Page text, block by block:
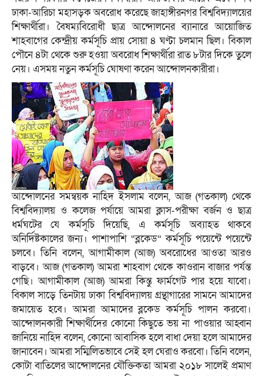
ঢাকা-আরিচা মহাসড়ক অবরোধ করেছে জাহাঙ্গীরনগর বিশ্ববিদ্যালয়ের
শিক্ষার্থীরা। বৈষম্যবিরোধী ছাত্র আন্দোলনের ব্যানারে আয়োজিত
শাহবাগের কেন্দ্রীয় কর্মসূচি প্রায় সোয়া ৪ ঘণ্টা চলমান ছিল। বিকাল
পৌনে ৪টা থেকে শুরু হওয়া অবরোধ শিক্ষার্থীরা রাত ৮টার দিকে তুলে
নেয়। এসময় নতুন কর্মসূচি ঘোষণা করেন আন্দোলনকারীরা।
আন্দোলনের সমন্বয়ক নাহিদ ইসলাম বলেন, আজ (গতকাল) থেকে
বিশ্ববিদ্যালয় ও কলেজ পর্যায়ে আমরা ক্লাস-পরীক্ষা বর্জন ও ছাত্র
ধর্মঘটের যে কর্মসূচি দিয়েছি, এ কর্মসূচি অব্যাহত থাকবে
অনির্দিষ্টকালের জন্য। পাশাপাশি “ব্লকেড” কর্মসূচি পয়েন্টে পয়েন্টে
চলবে। তিনি বলেন, আগামীকাল (আজ) অবরোধের আওতা আরও
বাড়বে। আজ (গতকাল) আমরা শাহবাগ থেকে কাওরান বাজার পর্যন্ত
গেছি। আগামীকাল (আজ) আমরা কিন্তু ফার্মগেট পার হয়ে যাবো।
বিকাল সাড়ে তিনটায় ঢাকা বিশ্ববিদ্যালয় গ্রন্থাগারের সামনে আমাদের
জমায়েত হবে। আমরা আমাদের ব্লকেড কর্মসূচি পালন করবো।
আন্দোলনকারী শিক্ষার্থীদের কোনো কিছুতে ভয় না পাওয়ার আহ্বান
জানিয়ে নাহিদ বলেন, কোনো আবাসিক হলে বাধা দেয়া হলে আমাদের
জানাবেন। আমরা সম্মিলিতভাবে সেই হল ঘেরাও করবো। তিনি বলেন,
কোটা বাতিলের আন্দোলনের যৌক্তিকতা আমরা ২০১৮ সালেই প্রমাণ